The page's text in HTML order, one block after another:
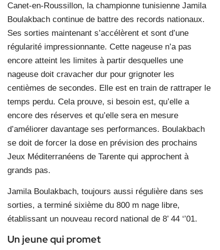
Canet-en-Roussillon, la championne tunisienne Jamila
Boulakbach continue de battre des records nationaux.
Ses sorties maintenant s’accélèrent et sont d’une
régularité impressionnante. Cette nageuse n’a pas
encore atteint les limites à partir desquelles une
nageuse doit cravacher dur pour grignoter les
centièmes de secondes. Elle est en train de rattraper le
temps perdu. Cela prouve, si besoin est, qu’elle a
encore des réserves et qu’elle sera en mesure
d’améliorer davantage ses performances. Boulakbach
se doit de forcer la dose en prévision des prochains
Jeux Méditerranéens de Tarente qui approchent à
grands pas.
Jamila Boulakbach, toujours aussi régulière dans ses
sorties, a terminé sixième du 800 m nage libre,
établissant un nouveau record national de 8’ 44 ‘’01.
Un jeune qui promet